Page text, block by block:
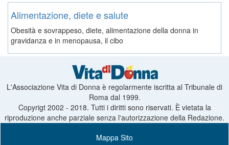
Alimentazione, diete e salute
Obesità e sovrappeso, diete, alimentazione della donna in
gravidanza e in menopausa, il cibo
L'Associazione Vita di Donna è regolarmente iscritta al Tribunale di
Roma dal 1999.
Copyrigt 2002 - 2018. Tutti i diritti sono riservati. È vietata la
riproduzione anche parziale senza l'autorizzazione della Redazione.
Mappa Sito